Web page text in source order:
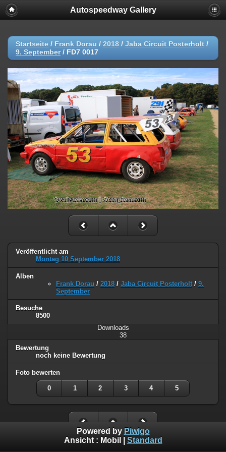
Autospeedway Gallery
Startseite / Frank Dorau / 2018 / Jaba Circuit Posterholt /
9. September/ FD7 0017
Veröffentlicht am
Montag 10 September 2018
Alben
Frank Dorau / 2018 / Jaba Circuit Posterholt / 9.
September
Besuche
8500
Downloads
38
Bewertung
noch keine Bewertung
Foto bewerten
0 1 2 3 4 5
Powered by Piwigo
Ansicht : Mobil Standard